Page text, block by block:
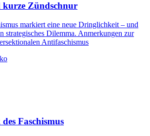
Zündschnur
markiert eine neue Dringlichkeit – und
strategisches Dilemma. Anmerkungen zur
Antifaschismus
Faschismus